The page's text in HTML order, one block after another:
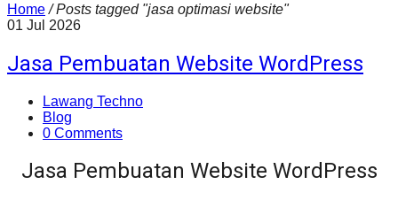
Home / Posts tagged "jasa optimasi website"
01 Jul 2026
Jasa Pembuatan Website WordPress
Lawang Techno
Blog
0 Comments
Jasa Pembuatan Website WordPress